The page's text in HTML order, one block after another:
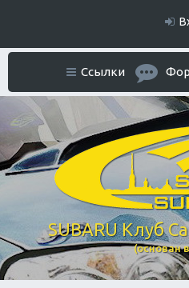
SUBARU Клуб
(основан
Ссылки